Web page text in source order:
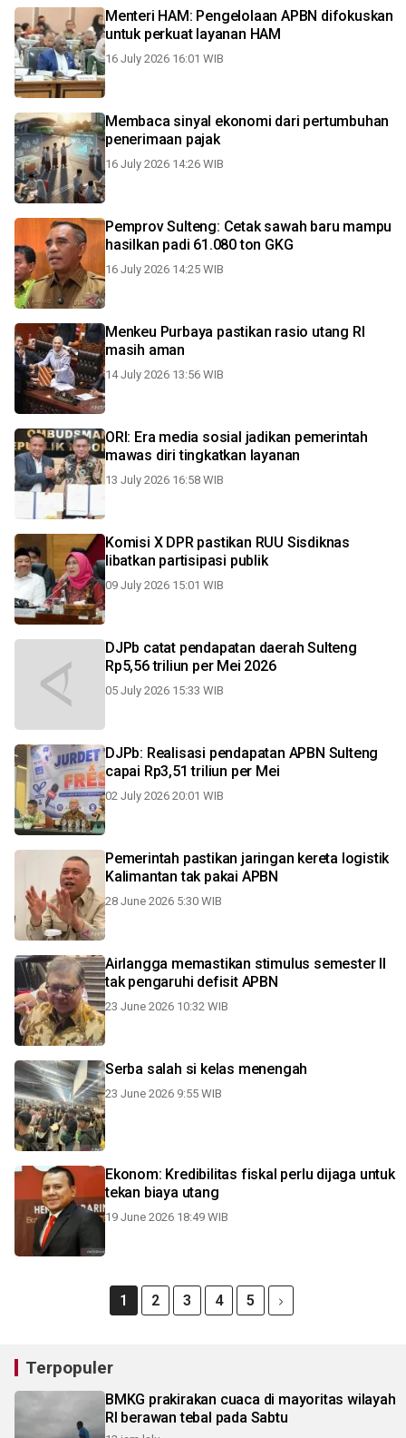
Menteri HAM: Pengelolaan APBN difokuskan
untuk perkuat layanan HAM
16 July 2026 16:01 WIB
Membaca sinyal ekonomi dari pertumbuhan
penerimaan pajak
16 July 2026 14:26 WIB
Pemprov Sulteng: Cetak sawah baru mampu
hasilkan padi 61.080 ton GKG
16 July 2026 14:25 WIB
Menkeu Purbaya pastikan rasio utang RI
masih aman
14 July 2026 13:56 WIB
ORI: Era media sosial jadikan pemerintah
mawas diri tingkatkan layanan
13 July 2026 16:58 WIB
Komisi X DPR pastikan RUU Sisdiknas
libatkan partisipasi publik
09 July 2026 15:01 WIB
DJPb catat pendapatan daerah Sulteng
Rp5,56 triliun per Mei 2026
05 July 2026 15:33 WIB
DJPb: Realisasi pendapatan APBN Sulteng
capai Rp3,51 triliun per Mei
02 July 2026 20:01 WIB
Pemerintah pastikan jaringan kereta logistik
Kalimantan tak pakai APBN
28 June 2026 5:30 WIB
Airlangga memastikan stimulus semester II
tak pengaruhi defisit APBN
23 June 2026 10:32 WIB
Serba salah si kelas menengah
23 June 2026 9:55 WIB
Ekonom: Kredibilitas fiskal perlu dijaga untuk
tekan biaya utang
19 June 2026 18:49 WIB
1 2 3 4 5
Terpopuler
BMKG prakirakan cuaca di mayoritas wilayah
RI berawan tebal pada Sabtu